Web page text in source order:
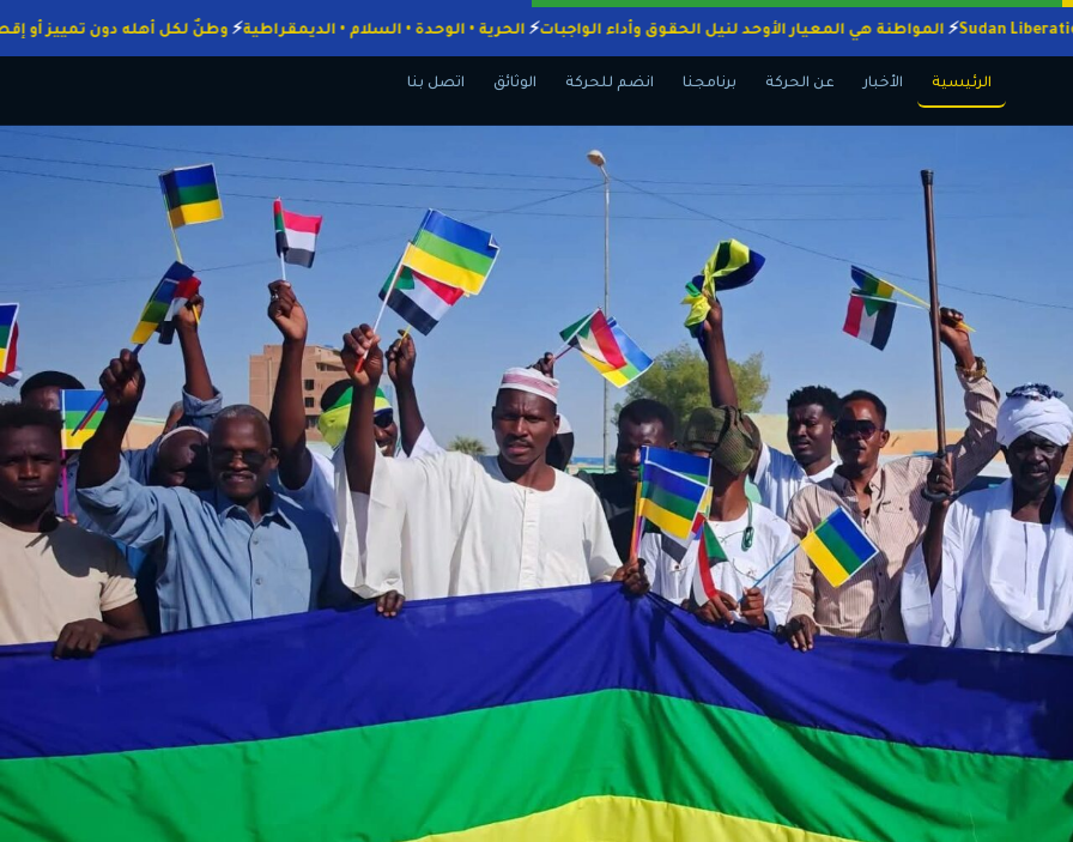
المواطنة هي المعيار الأوحد لنيل الحقوق وأداء الواجبات الحرية • الوحدة • السلام • الديمقراطية وطنٌ لكل أهله دون
الرئيسية الأخبار عن الحركة برنامجنا انضم للحركة الوثائق اتصل بنا